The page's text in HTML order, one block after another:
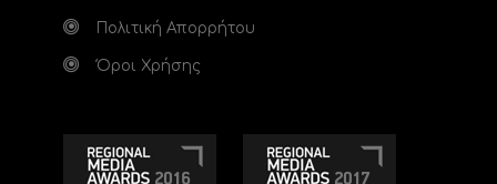
Πολιτική Απορρήτου
Όροι Χρήσης